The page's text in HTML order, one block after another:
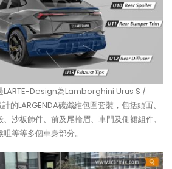
LARTE-Design為Lamborghini Urus S /
LARGENDA碳纖維包圍套裝，包括頭冚、
沙板飾件、前及尾輪眉、車門及側裙組件、
等等多個車身部分。